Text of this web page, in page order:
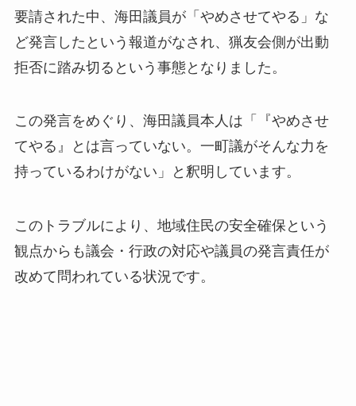
要請された中、海田議員が「やめさせてやる」な
ど発言したという報道がなされ、猟友会側が出動
拒否に踏み切るという事態となりました。
この発言をめぐり、海田議員本人は「『やめさせ
てやる』とは言っていない。一町議がそんな力を
持っているわけがない」と釈明しています。
このトラブルにより、地域住民の安全確保という
観点からも議会・行政の対応や議員の発言責任が
改めて問われている状況です。